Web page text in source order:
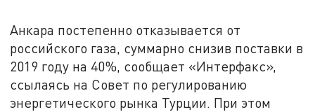
Анкара постепенно отказывается от
российского газа, суммарно снизив поставки в
2019 году на 40%, сообщает «Интерфакс»,
ссылаясь на Совет по регулированию
энергетического рынка Турции. При этом